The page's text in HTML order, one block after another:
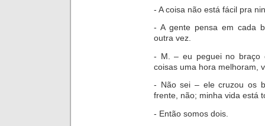
- A coisa não está fácil pra
- A gente pensa em cada
outra vez.
- M. – eu peguei no braço
coisas uma hora melhoram,
- Não sei – ele cruzou os
frente, não; minha vida está
- Então somos dois.